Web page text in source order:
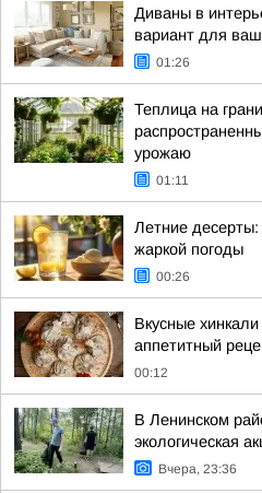
Диваны в
вариант для
01:26
Теплица на
урожаю
01:11
Летние
жаркой погоды
00:26
Вкусные
аппетитный
00:12
В Ленинском
экологическая
Вчера, 23:36